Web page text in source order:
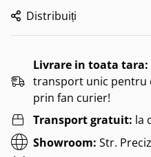
Distribuiți
Livrare in toata tara:
transport unic pentru
prin fan curier!
Transport gratuit: la
Showroom: Str.